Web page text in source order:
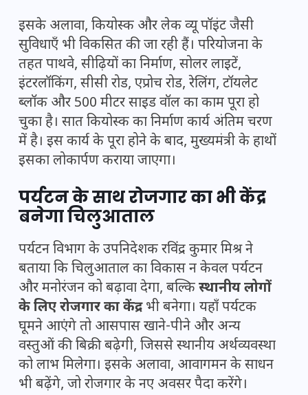
इसके अलावा, कियोस्क और लेक व्यू पॉइंट जैसी
सुविधाएँ भी विकसित की जा रही हैं। परियोजना के
तहत पाथवे, सीढ़ियों का निर्माण, सोलर लाइटें,
इंटरलॉकिंग, सीसी रोड, एप्रोच रोड, रेलिंग, टॉयलेट
ब्लॉक और 500 मीटर साइड वॉल का काम पूरा हो
चुका है। सात कियोस्क का निर्माण कार्य अंतिम चरण
में है। इस कार्य के पूरा होने के बाद, मुख्यमंत्री के हाथों
इसका लोकार्पण कराया जाएगा।
पर्यटन के साथ रोजगार का भी केंद्र
बनेगा चिलुआताल
पर्यटन विभाग के उपनिदेशक रविंद्र कुमार मिश्र ने
बताया कि चिलुआताल का विकास न केवल पर्यटन
और मनोरंजन को बढ़ावा देगा, बल्किस्थानीय लोगों
के लिए रोजगार का केंद्रभी बनेगा। यहाँ पर्यटक
घूमने आएंगे तो आसपास खाने-पीने और अन्य
वस्तुओं की बिक्री बढ़ेगी, जिससे स्थानीय अर्थव्यवस्था
को लाभ मिलेगा। इसके अलावा, आवागमन के साधन
भी बढ़ेंगे, जो रोजगार के नए अवसर पैदा करेंगे।